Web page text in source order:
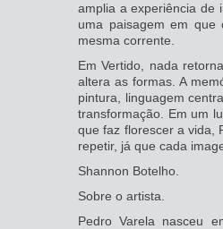
amplia a experiência de
uma paisagem em que
mesma corrente.
Em Vertido, nada
altera as formas. A
pintura, linguagem
transformação. Em um
que faz florescer a vida,
repetir, já que cada
Shannon Botelho.
Sobre o artista.
Pedro Varela nasceu